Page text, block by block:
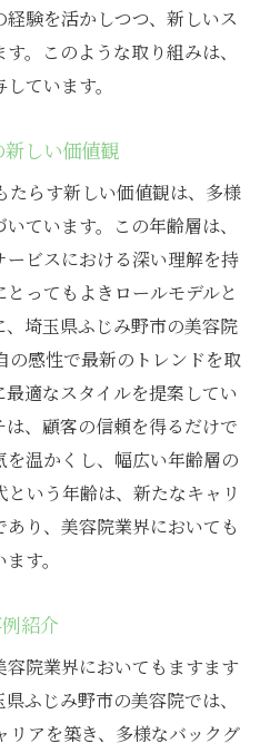
験を活かしつつ、新しいス
。このような取り組みは、
ています。
しい価値観
たらす新しい価値観は、多様
ています。この年齢層は、
ビスにおける深い理解を持
ってもよきロールモデルと
埼玉県ふじみ野市の美容院
の感性で最新のトレンドを取
最適なスタイルを提案してい
、顧客の信頼を得るだけで
温かくし、幅広い年齢層の
いう年齢は、新たなキャリ
り、美容院業界においても
す。
紹介
院業界においてもますます
ふじみ野市の美容院では、
アを築き、多様なバックグ